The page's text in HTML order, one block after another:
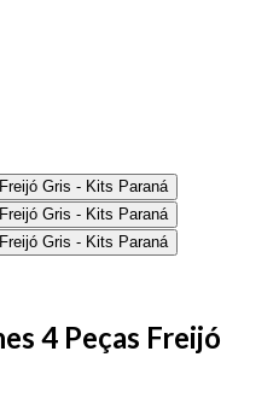
4 Peças Freijó